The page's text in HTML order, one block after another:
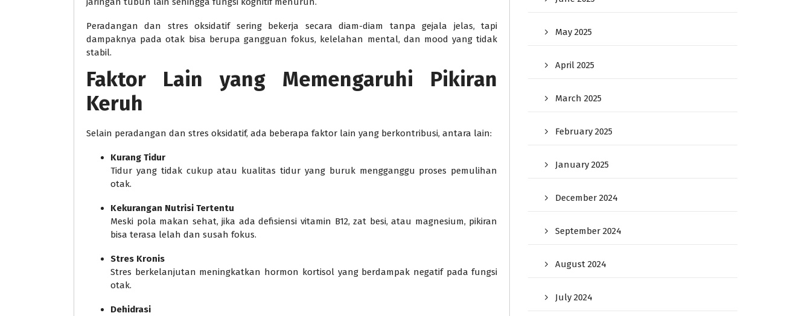
Peradangan dan stres oksidatif sering bekerja secara diam-diam tanpa gejala jelas, tapi
dampaknya pada otak bisa berupa gangguan fokus, kelelahan mental, dan mood yang tidak
stabil.
Faktor Lain yang Memengaruhi Pikiran
Keruh
Selain peradangan dan stres oksidatif, ada beberapa faktor lain yang berkontribusi, antara lain:
Kurang Tidur
Tidur yang tidak cukup atau kualitas tidur yang buruk mengganggu proses pemulihan
otak.
Kekurangan Nutrisi Tertentu
Meski pola makan sehat, jika ada defisiensi vitamin B12, zat besi, atau magnesium, pikiran
bisa terasa lelah dan susah fokus.
Stres Kronis
Stres berkelanjutan meningkatkan hormon kortisol yang berdampak negatif pada fungsi
otak.
Dehidrasi
May 2025
April 2025
March 2025
February 2025
January 2025
December 2024
September 2024
August 2024
July 2024